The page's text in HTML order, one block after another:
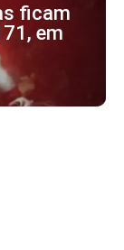
ficam
em